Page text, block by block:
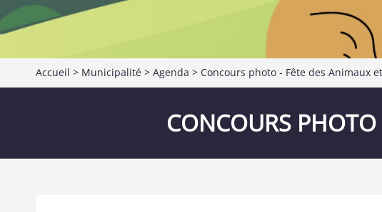
Accueil > Municipalité > Agenda > Concours photo - Fête des Animaux
CONCOURS